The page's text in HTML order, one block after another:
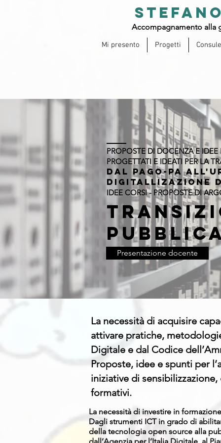
Accompagnamento alla
Mi presento Progetti
PROPOSTE DI DOCENZA E
PROGETTATI E IDEATI PER LA
DAL PAGO-PA
DIGITALLIZAZIONE
IDEE CORSI - PROPOSTE DI
Presentazione docente
La necessità di acquisire
attivare pratiche,
Digitale e dal Codice
Proposte, idee e spunti per
iniziative di
formativi.
La necessità di investire in
Dagli strumenti ICT in grado di
della tecnologia open source alla